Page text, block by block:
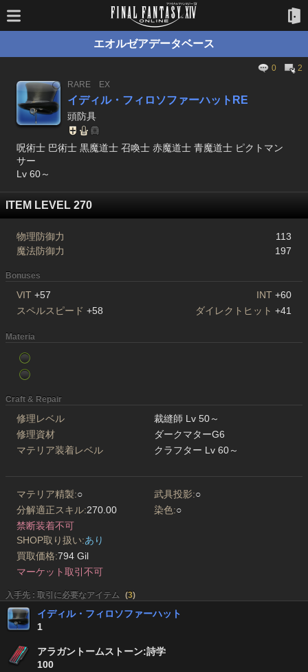
エオルゼアデータベース
0
2
RARE
EX
イディル・フィロソファーハットRE
頭防具
呪術士 巴術士 黒魔道士 召喚士 赤魔道士 青魔道士 ピクトマン
サー
Lv 60～
ITEM LEVEL 270
物理防御力
113
魔法防御力
197
Bonuses
VIT +57 INT +60
スペルスピード +58 ダイレクトヒット +41
Materia
Craft & Repair
修理レベル
裁縫師 Lv 50～
修理資材
ダークマターG6
マテリア装着レベル
クラフター Lv 60～
マテリア精製:○ 武具投影:○
分解適正スキル:270.00 染色:○
禁断装着不可
SHOP取り扱い:あり
買取価格:794 Gil
マーケット取引不可
入手先 : 取引に必要なアイテム (3)
イディル・フィロソファーハット
1
アラガントームストーン:詩学
100